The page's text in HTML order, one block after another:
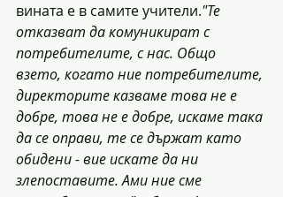
вината е в самите учители."Те
отказват да комуникират с
потребителите, с нас. Общо
взето, когато ние потребителите,
директорите казваме това не е
добре, това не е добре, искаме така
да се оправи, те се държат като
обидени - вие искате да ни
злепоставите. Ами ние сме